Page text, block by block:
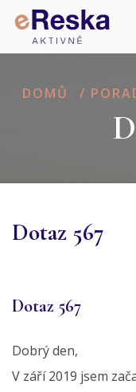
DOMŮ /
Dotaz 567
Dotaz 567
Dobrý den,
V září 2019 jsem